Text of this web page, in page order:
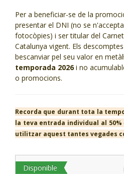
Per a beneficiar-se de la
presentar el DNI (no se
fotocòpies) i ser titular del
Catalunya vigent. Els
bescanviar pel seu valor en
temporada 2026i no
o promocions.
Recorda que durant tota la
la teva entrada individual al
utilitzar aquest tantes vegades
Disponible